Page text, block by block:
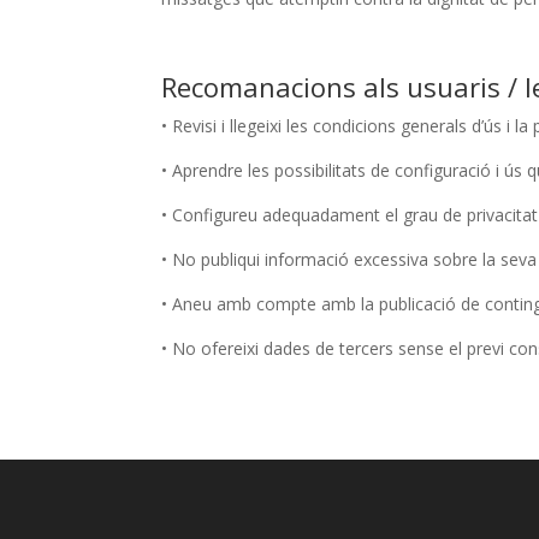
Recomanacions als usuaris /
• Revisi i llegeixi les condicions generals d’ús i
• Aprendre les possibilitats de configuració i ús
• Configureu adequadament el grau de
• No publiqui informació excessiva sobre la
• Aneu amb compte amb la publicació de
• No ofereixi dades de tercers sense el previ